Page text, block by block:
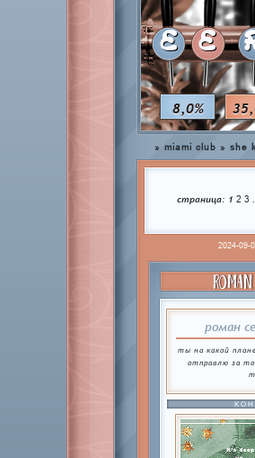
8,0%
с
E E
» miami club » she
страница: 1 2 3
2024-09-
роман
ты на какой
отправлю за